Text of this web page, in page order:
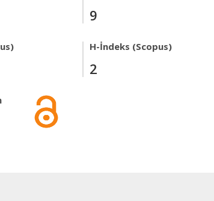
9
H-İndeks (Scopus)
2